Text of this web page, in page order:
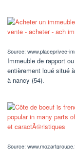
Source: www.placeprivee-
Immeuble de rapport
entièrement loué situé
à nancy (54).
Source: